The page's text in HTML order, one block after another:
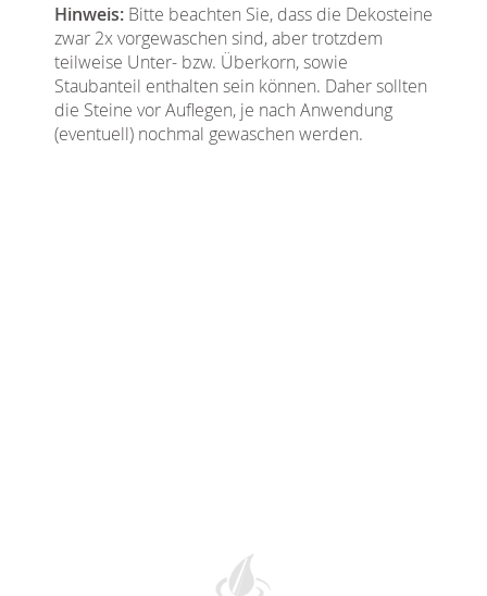
Hinweis: Bitte beachten Sie, dass die Dekosteine
zwar 2x vorgewaschen sind, aber trotzdem
teilweise Unter- bzw. Überkorn, sowie
Staubanteil enthalten sein können. Daher sollten
die Steine vor Auflegen, je nach Anwendung
(eventuell) nochmal gewaschen werden.